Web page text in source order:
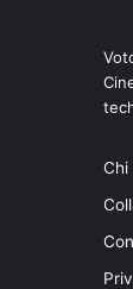
Chi